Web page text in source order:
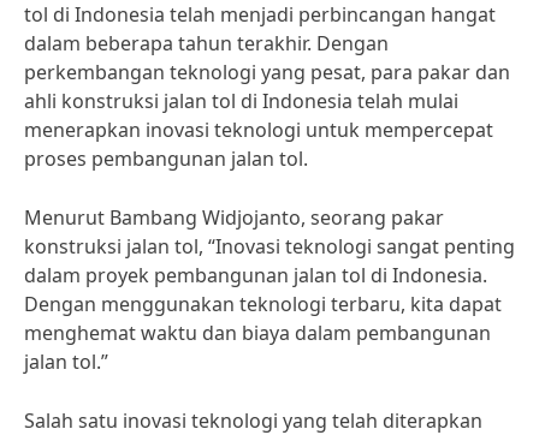
tol di Indonesia telah menjadi perbincangan hangat
dalam beberapa tahun terakhir. Dengan
perkembangan teknologi yang pesat, para pakar dan
ahli konstruksi jalan tol di Indonesia telah mulai
menerapkan inovasi teknologi untuk mempercepat
proses pembangunan jalan tol.
Menurut Bambang Widjojanto, seorang pakar
konstruksi jalan tol, “Inovasi teknologi sangat penting
dalam proyek pembangunan jalan tol di Indonesia.
Dengan menggunakan teknologi terbaru, kita dapat
menghemat waktu dan biaya dalam pembangunan
jalan tol.”
Salah satu inovasi teknologi yang telah diterapkan